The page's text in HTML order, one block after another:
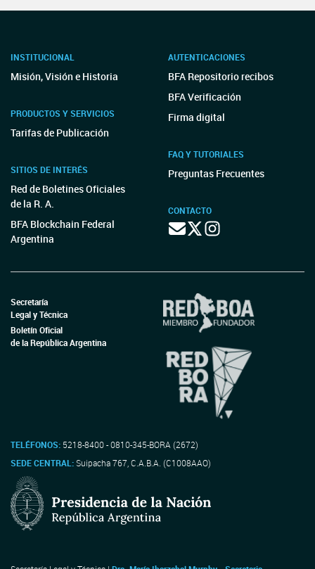
INSTITUCIONAL
Misión, Visión e Historia
PRODUCTOS Y SERVICIOS
Tarifas de Publicación
SITIOS DE INTERÉS
Red de Boletines Oficiales
de la R. A.
BFA Blockchain Federal
Argentina
AUTENTICACIONES
BFA Repositorio recibos
BFA Verificación
Firma digital
FAQ Y TUTORIALES
Preguntas Frecuentes
CONTACTO
Secretaría
Legal y Técnica
Boletín Oficial
de la República Argentina
TELÉFONOS: 5218-8400 - 0810-345-BORA (2672)
SEDE CENTRAL:Suipacha 767, C.A.B.A. (C1008AAO)